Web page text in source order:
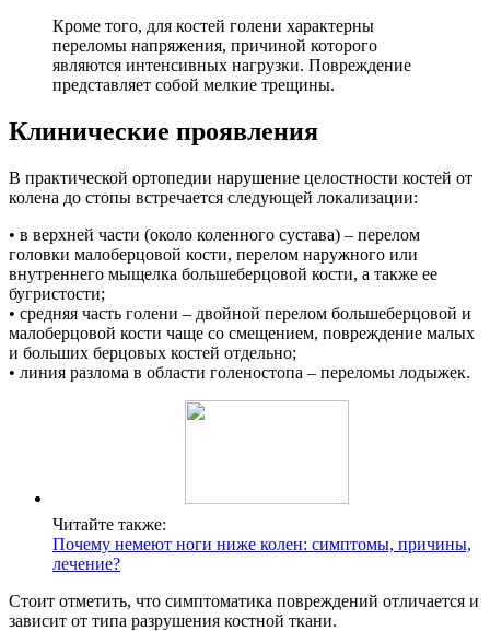
Кроме того, для костей голени характерны
переломы напряжения, причиной которого
являются интенсивных нагрузки. Повреждение
представляет собой мелкие трещины.
Клинические проявления
В практической ортопедии нарушение целостности костей от
колена до стопы встречается следующей локализации:
• в верхней части (около коленного сустава) – перелом
головки малоберцовой кости, перелом наружного или
внутреннего мыщелка большеберцовой кости, а также ее
бугристости;
• средняя часть голени – двойной перелом большеберцовой и
малоберцовой кости чаще со смещением, повреждение малых
и больших берцовых костей отдельно;
• линия разлома в области голеностопа – переломы лодыжек.
Читайте также:
Почему немеют ноги ниже колен: симптомы, причины,
лечение?
Стоит отметить, что симптоматика повреждений отличается и
зависит от типа разрушения костной ткани.